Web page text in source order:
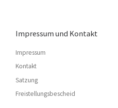
Impressum und Kontakt
Impressum
Kontakt
Satzung
Freistellungsbescheid